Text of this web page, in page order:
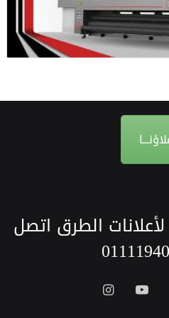
الطرق اتصل
تويتر يوتيوبانستقرام